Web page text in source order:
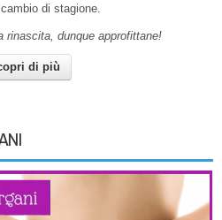
di stagione.
rinascita, dunque approfittane!
di più